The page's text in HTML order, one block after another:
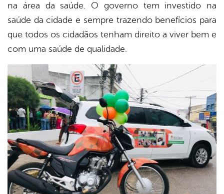
na área da saúde. O governo tem investido na
saúde da cidade e sempre trazendo benefícios para
que todos os cidadãos tenham direito a viver bem e
com uma saúde de qualidade.